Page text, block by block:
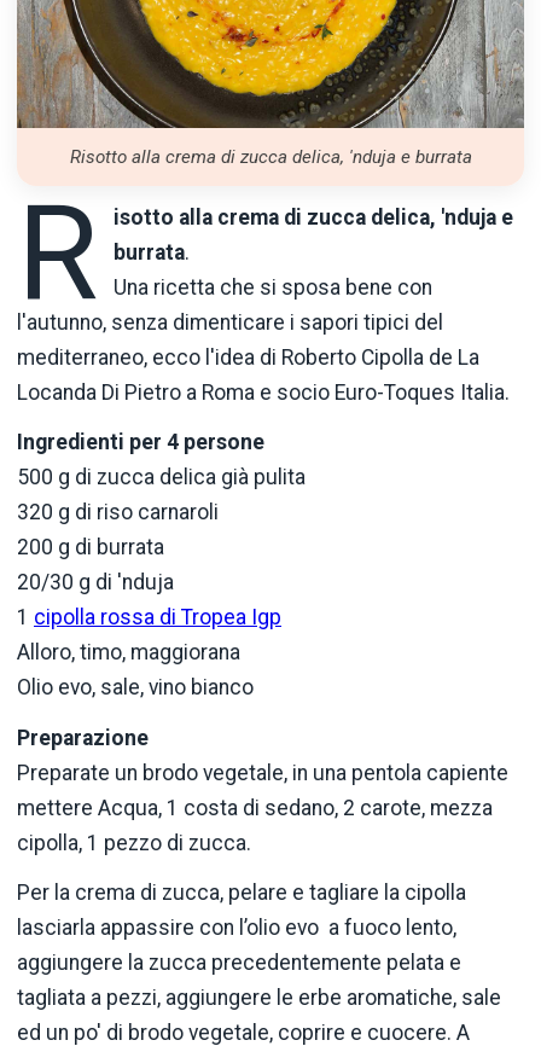
Risotto alla crema di zucca delica, 'nduja e burrata
R
isotto alla crema di zucca delica, 'nduja e
burrata.
Una ricetta che si sposa bene con
l'autunno, senza dimenticare i sapori tipici del
mediterraneo, ecco l'idea di Roberto Cipolla de La
Locanda Di Pietro a Roma e socio Euro-Toques Italia.
Ingredienti per 4 persone
500 g di zucca delica già pulita
320 g di riso carnaroli
200 g di burrata
20/30 g di 'nduja
1 cipolla rossa di Tropea Igp
Alloro, timo, maggiorana
Olio evo, sale, vino bianco
Preparazione
Preparate un brodo vegetale, in una pentola capiente
mettere Acqua, 1 costa di sedano, 2 carote, mezza
cipolla, 1 pezzo di zucca.
Per la crema di zucca, pelare e tagliare la cipolla
lasciarla appassire con l’olio evo a fuoco lento,
aggiungere la zucca precedentemente pelata e
tagliata a pezzi, aggiungere le erbe aromatiche, sale
ed un po' di brodo vegetale, coprire e cuocere. A